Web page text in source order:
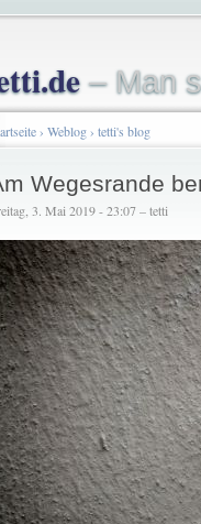
– Man
› Weblog› tetti's blog
Wegesrande
3. Mai 2019 - 23:07 – tetti